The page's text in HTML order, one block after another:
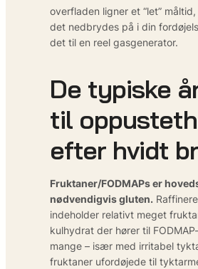
overfladen ligner et “let”
det nedbrydes på i din
det til en reel gasgenerator.
De typiske
til
efter hvidt
Fruktaner/FODMAPs er
nødvendigvis gluten.
indeholder relativt meget
kulhydrat der hører til
mange – især med irritabel
fruktaner ufordøjede til